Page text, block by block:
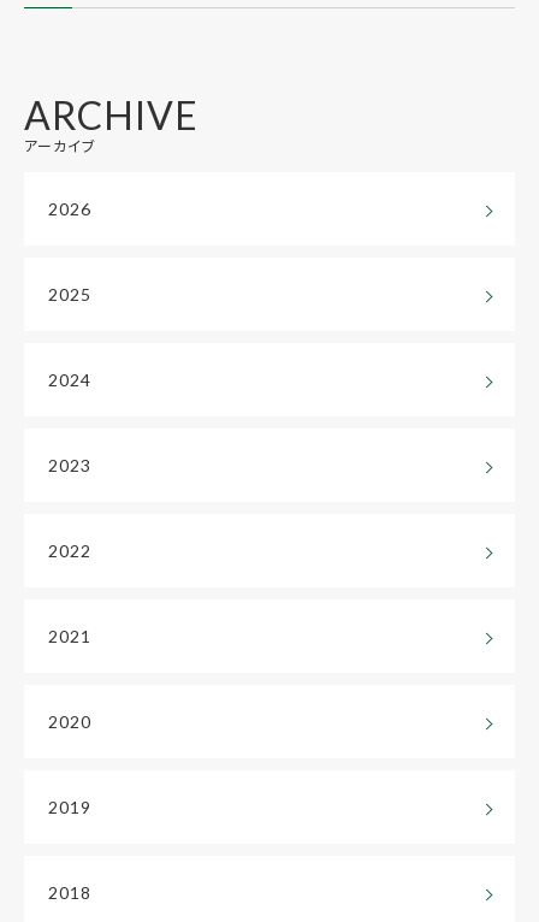
ARCHIVE
アーカイブ
2026
2025
2024
2023
2022
2021
2020
2019
2018